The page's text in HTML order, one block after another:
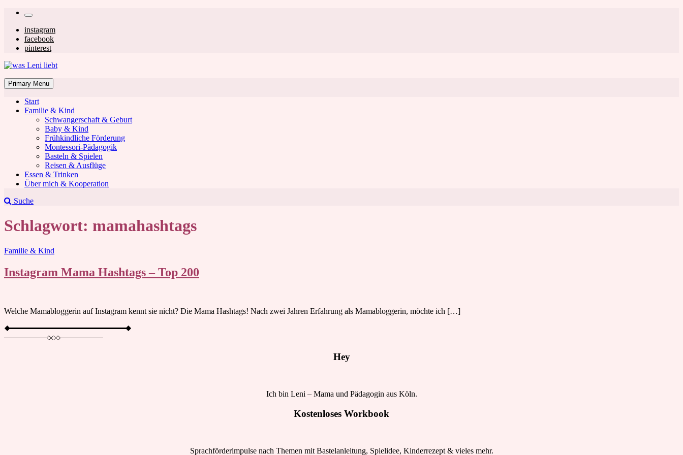
Skip
content
Secondary
left
navigation
Secondary
right
navigation
instagram
facebook
pinterest
was Leni liebt
Mom & Lifestyle Blog
Primary Menu
Start
Familie & Kind
Schwangerschaft & Geburt
Baby & Kind
Frühkindliche Förderung
Montessori-Pädagogik
Basteln & Spielen
Reisen & Ausflüge
Essen & Trinken
Über mich & Kooperation
Suche
Schlagwort: mamahashtags
Blog
Familie & Kind
Instagram Mama Hashtags – Top 200
Welche Mamabloggerin auf Instagram kennt sie nicht? Die Mama Hashtags! Nach zwei Jahren Erfahrung als Mamabloggerin, möchte ich […]
Hey
Ich bin Leni – Mama und Pädagogin aus Köln.
Kostenloses Workbook
Sprachförderimpulse nach Themen mit Bastelanleitung, Spielidee, Kinderrezept & vieles mehr.